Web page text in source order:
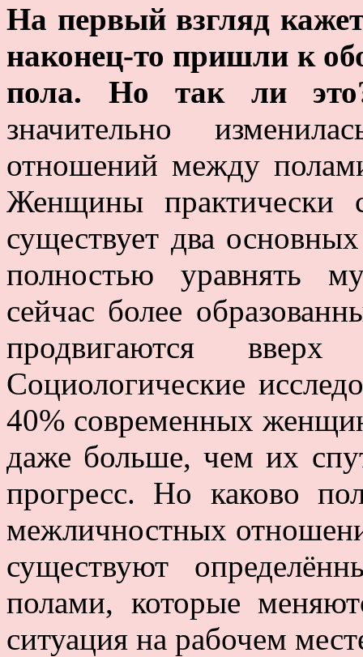
На первый взгляд
наконец-то пришли к
пола. Но так ли
значительно
отношений между
Женщины практически
существует два
полностью уравнять
сейчас более
продвигаются
Социологические
40% современных
даже больше, чем их
прогресс. Но каково
межличностных
существуют
полами, которые
ситуация на рабочем